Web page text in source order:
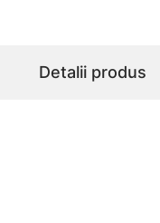
Detalii produs